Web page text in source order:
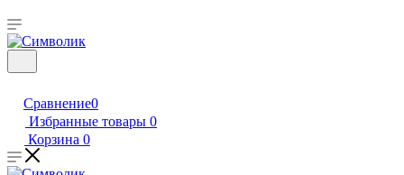
Сравнение0
Избранные товары 0
Корзина 0